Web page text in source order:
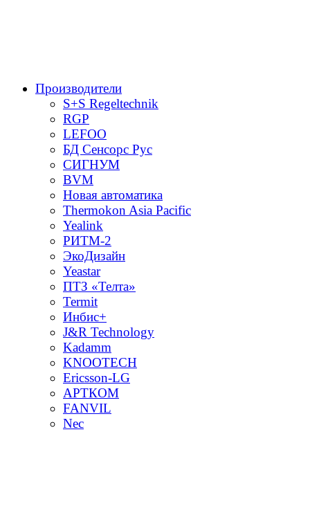
Производители
S+S Regeltechnik
RGP
LEFOO
БД Сенсорс Рус
СИГНУМ
BVM
Новая автоматика
Thermokon Asia Pacific
Yealink
РИТМ-2
ЭкоДизайн
Yeastar
ПТЗ «Телта»
Termit
Инбис+
J&R Technology
Kadamm
KNOOTECH
Ericsson-LG
АРТКОМ
FANVIL
Nec